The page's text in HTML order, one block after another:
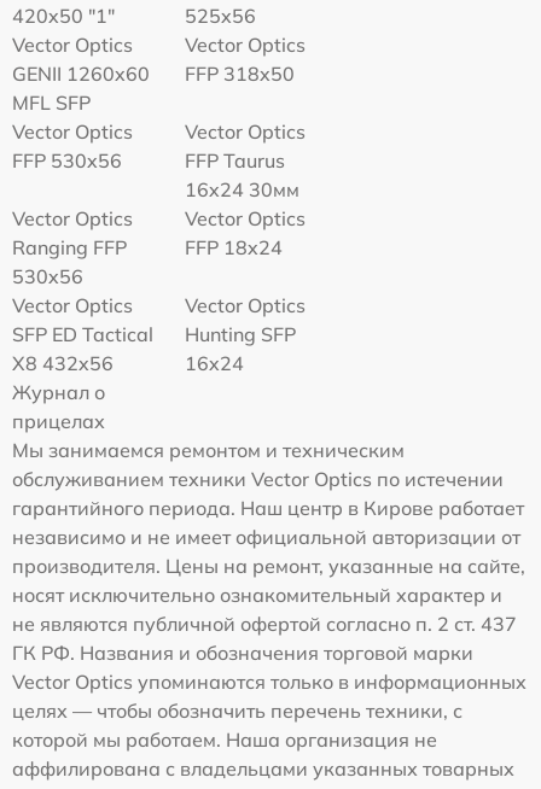
420x50 "1"
525x56
Vector Optics
GENII 1260x60
MFL SFP
Vector Optics
FFP 318x50
Vector Optics
FFP 530x56
Vector Optics
FFP Taurus
16x24 30мм
Vector Optics
Ranging FFP
530x56
Vector Optics
FFP 18x24
Vector Optics
SFP ED Tactical
X8 432x56
Vector Optics
Hunting SFP
16x24
Журнал о
прицелах
Мы занимаемся ремонтом и техническим
обслуживанием техники Vector Optics по истечении
гарантийного периода. Наш центр в Кирове работает
независимо и не имеет официальной авторизации от
производителя. Цены на ремонт, указанные на сайте,
носят исключительно ознакомительный характер и
не являются публичной офертой согласно п. 2 ст. 437
ГК РФ. Названия и обозначения торговой марки
Vector Optics упоминаются только в информационных
целях — чтобы обозначить перечень техники, с
которой мы работаем. Наша организация не
аффилирована с владельцами указанных товарных